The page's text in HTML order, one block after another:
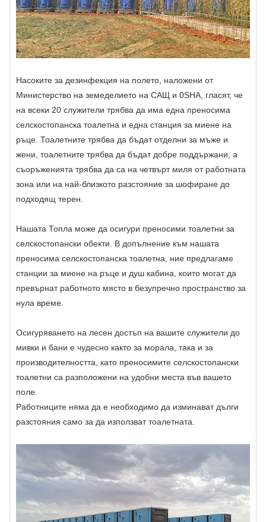
Насоките за дезинфекция на полето, наложени от
Министерство на земеделието на САЩ и 0SHA, гласят, че
на всеки 20 служители трябва да има една преносима
селскостопанска тоалетна и една станция за миене на
ръце. Тоалетните трябва да бъдат отделни за мъже и
жени, тоалетните трябва да бъдат добре поддържани, а
съоръженията трябва да са на четвърт миля от работната
зона или на най-близкото разстояние за шофиране до
подходящ терен.
Нашата Топла може да осигури преносими тоалетни за
селскостопански обекти. В допълнение към нашата
преносима селскостопанска тоалетна, ние предлагаме
станции за миене на ръце и душ кабина, които могат да
превърнат работното място в безупречно пространство за
нула време.
Осигуряването на лесен достъп на вашите служители до
мивки и бани е чудесно както за морала, така и за
производителността, като преносимите селскостопански
тоалетни са разположени на удобни места във вашето
поле.
Работниците няма да е необходимо да изминават дълги
разстояния само за да използват тоалетната.